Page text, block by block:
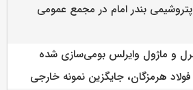
بندر امام در مجمع عمومی
و ماژول وایرلس بومی‌سازی شده
هرمزگان، جایگزین نمونه خارجی